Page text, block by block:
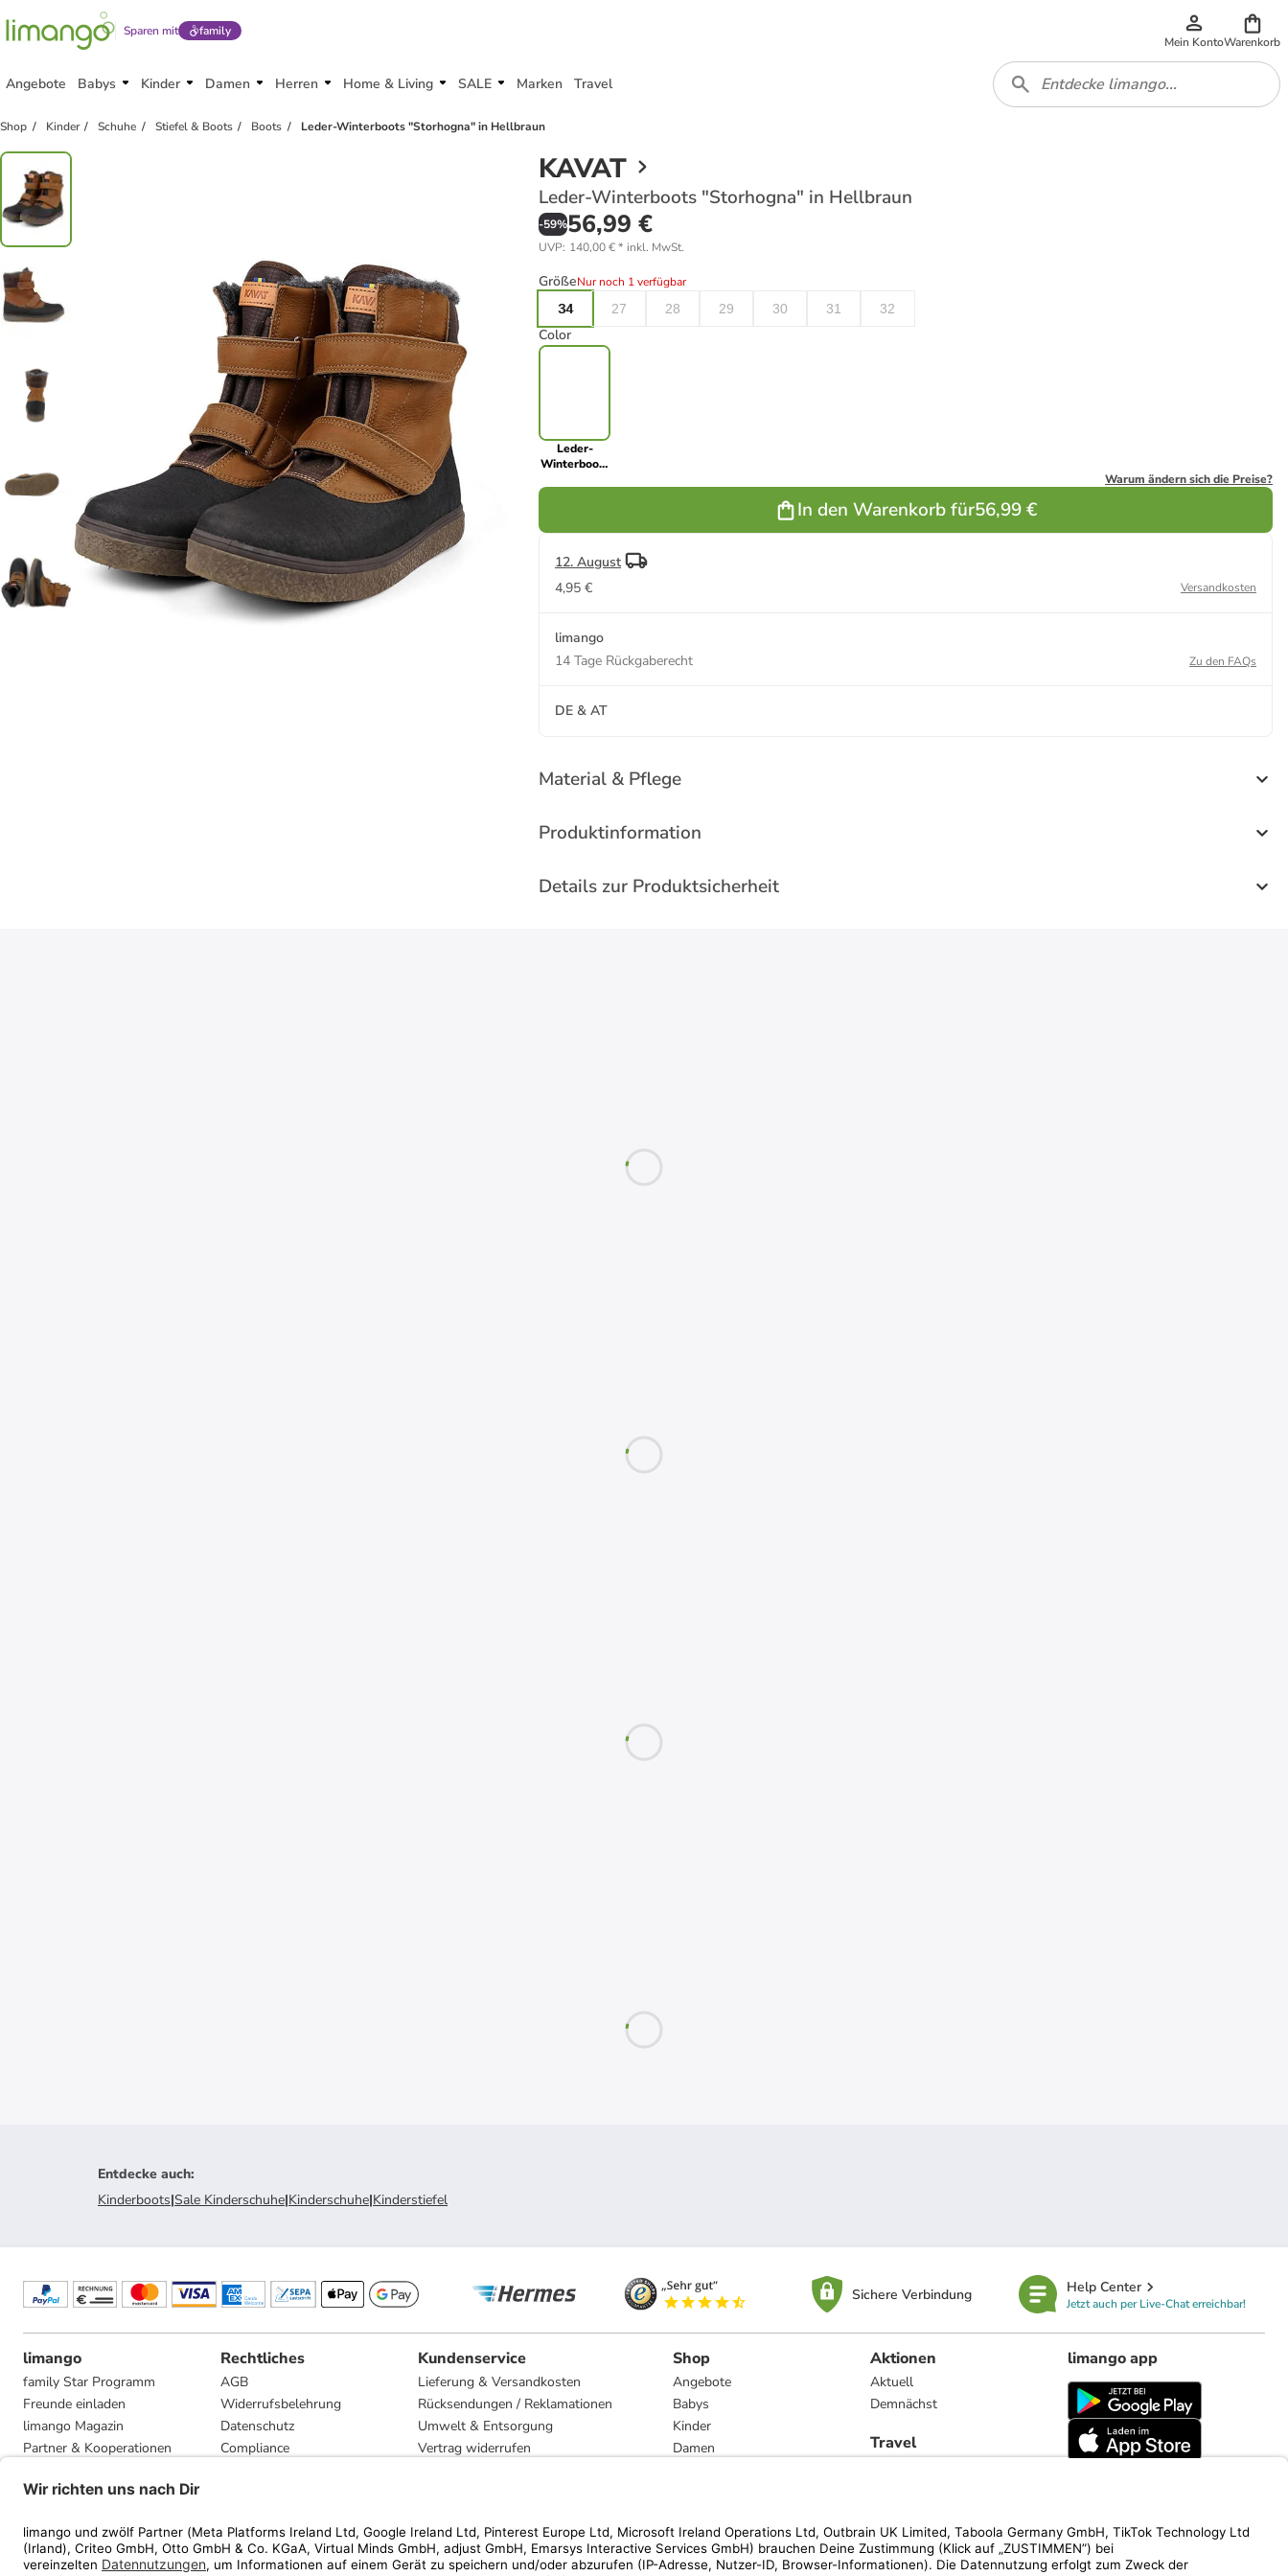
Sparen mit family
Mein KontoWarenkorb
Angebote Babys Kinder Damen Herren Home & Living SALE Marken Travel
Shop Kinder Schuhe Stiefel & Boots Boots Leder-Winterboots "Storhogna" in Hellbraun
KAVAT
Leder-Winterboots "Storhogna" in Hellbraun
-59%56,99 €
UVP: 140,00 €* inkl. MwSt.
GrößeNur noch 1 verfügbar
34
27 28 29 30 31 32
Color
Leder-
Winterboots
in Hellbraun
Warum ändern sich die Preise?
In den Warenkorb für56,99 €
12. August
4,95 €
Versandkosten
limango
14 Tage Rückgaberecht
Zu den FAQs
DE & AT
Material & Pflege
Produktinformation
Details zur Produktsicherheit
Entdecke auch:
Kinderboots|Sale Kinderschuhe|Kinderschuhe|Kinderstiefel
Sichere Verbindung Help Center
Jetzt auch per Live-Chat erreichbar!
limango
family Star Programm
Freunde einladen
limango Magazin
Partner & Kooperationen
Presse
Rechtliches
AGB
Widerrufsbelehrung
Datenschutz
Compliance
Kundenservice
Lieferung & Versandkosten
Rücksendungen / Reklamationen
Umwelt & Entsorgung
Vertrag widerrufen
Shop
Angebote
Babys
Kinder
Damen
Marken
Aktionen
Aktuell
Demnächst
Travel
limango app